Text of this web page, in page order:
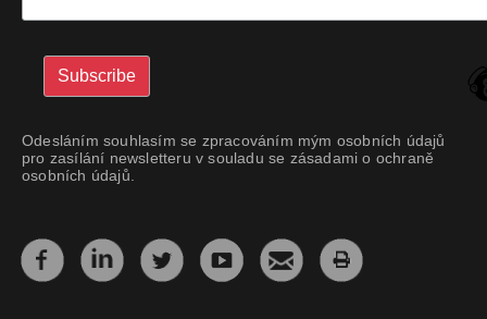
Odesláním souhlasím se zpracováním mým osobních údajů
pro zasílání newsletteru v souladu se zásadami o ochraně
osobních údajů.